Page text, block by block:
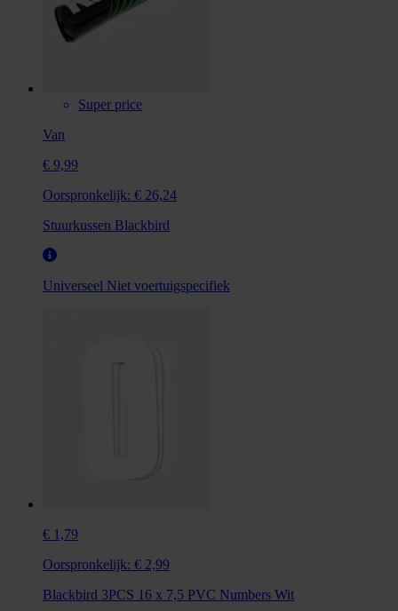
Super price
Van
€ 9,99
Oorspronkelijk: € 26,24
Stuurkussen Blackbird
Universeel Niet voertuigspecifiek
€ 1,79
Oorspronkelijk: € 2,99
Blackbird 3PCS 16 x 7,5 PVC Numbers Wit